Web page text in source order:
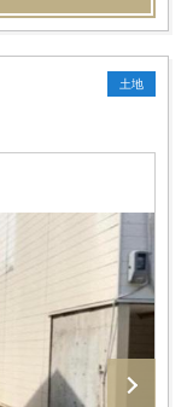
土地